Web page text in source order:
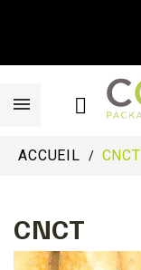
ACCUEIL CNCT
CNCT